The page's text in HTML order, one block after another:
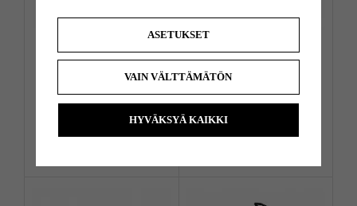
€630€684
Osta
€414€477
Info
ASETUKSET
VAIN VÄLTTÄMÄTÖN
HYVÄKSYÄ KAIKKI